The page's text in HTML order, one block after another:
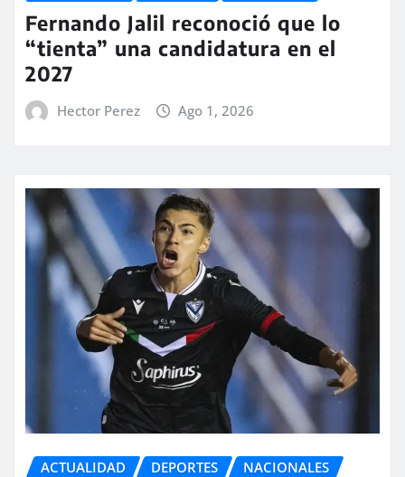
Fernando Jalil reconoció que lo
“tienta” una candidatura en el
2027
Hector Perez Ago 1, 2026
ACTUALIDAD DEPORTES NACIONALES